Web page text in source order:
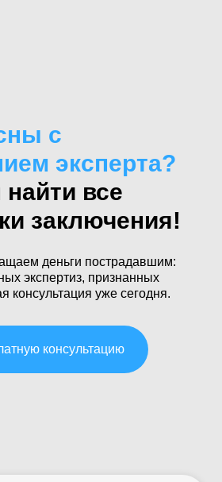
с
эксперта?
все
заключения!
деньги пострадавшим:
экспертиз, признанных
консультация уже сегодня.
консультацию